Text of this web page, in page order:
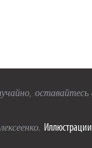
Иллюстрации